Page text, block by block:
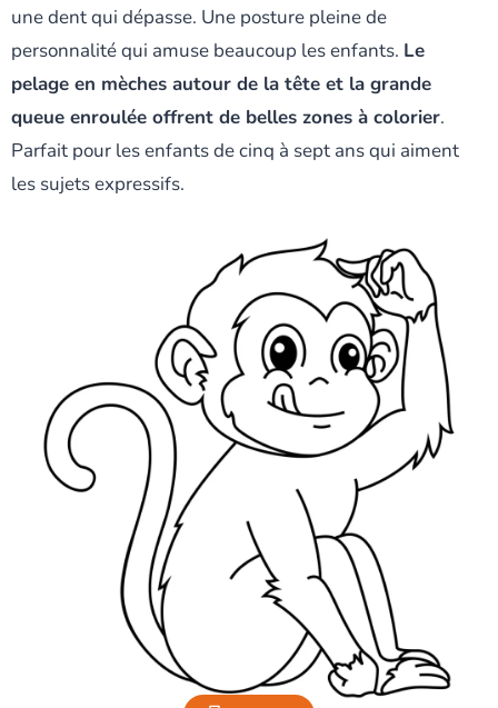
une dent qui dépasse. Une posture pleine de
personnalité qui amuse beaucoup les enfants. Le
pelage en mèches autour de la tête et la grande
queue enroulée offrent de belles zones à colorier.
Parfait pour les enfants de cinq à sept ans qui aiment
les sujets expressifs.